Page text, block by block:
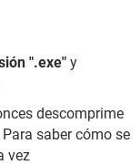
".exe" y
descomprime
saber cómo se
vez